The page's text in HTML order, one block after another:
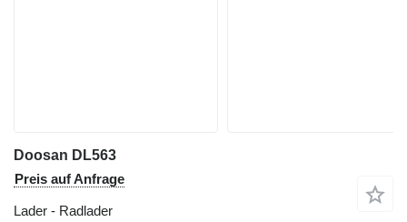
Doosan DL563
Preis auf Anfrage
Lader - Radlader